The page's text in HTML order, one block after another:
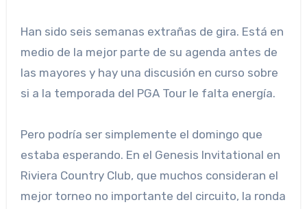
Han sido seis semanas extrañas de gira. Está en
medio de la mejor parte de su agenda antes de
las mayores y hay una discusión en curso sobre
si a la temporada del PGA Tour le falta energía.
Pero podría ser simplemente el domingo que
estaba esperando. En el Genesis Invitational en
Riviera Country Club, que muchos consideran el
mejor torneo no importante del circuito, la ronda